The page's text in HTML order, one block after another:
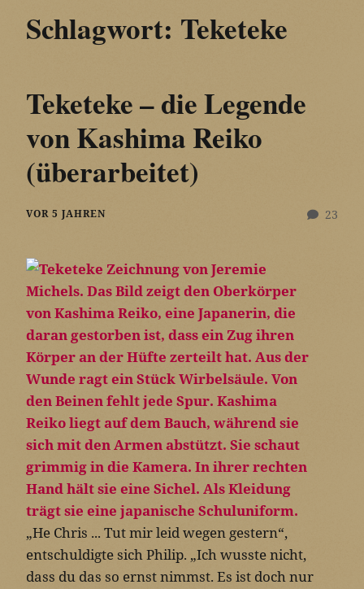
Schlagwort: Teketeke
Teketeke – die Legende
von Kashima Reiko
(überarbeitet)
23
VOR 5 JAHREN
„He Chris ... Tut mir leid wegen gestern“,
entschuldigte sich Philip. „Ich wusste nicht,
dass du das so ernst nimmst. Es ist doch nur